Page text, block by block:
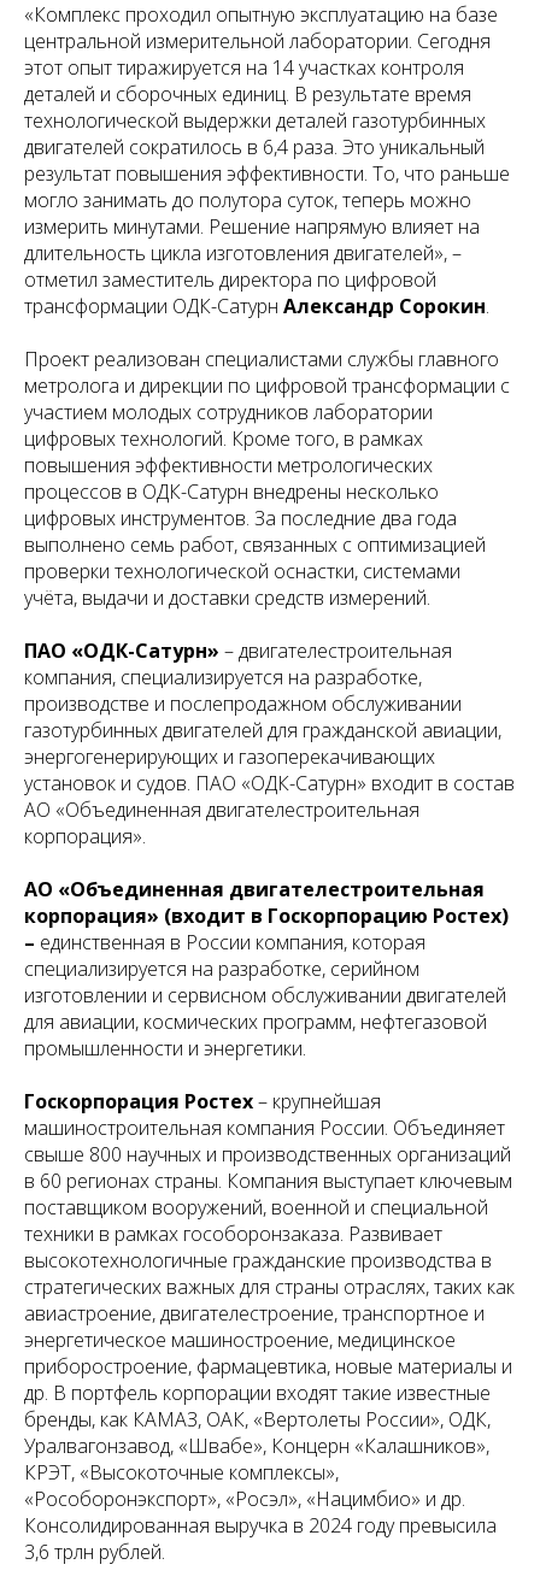
«Комплекс проходил опытную эксплуатацию на базе
центральной измерительной лаборатории. Сегодня
этот опыт тиражируется на 14 участках контроля
деталей и сборочных единиц. В результате время
технологической выдержки деталей газотурбинных
двигателей сократилось в 6,4 раза. Это уникальный
результат повышения эффективности. То, что раньше
могло занимать до полутора суток, теперь можно
измерить минутами. Решение напрямую влияет на
длительность цикла изготовления двигателей», –
отметил заместитель директора по цифровой
трансформации ОДК-Сатурн Александр Сорокин.
Проект реализован специалистами службы главного
метролога и дирекции по цифровой трансформации с
участием молодых сотрудников лаборатории
цифровых технологий. Кроме того, в рамках
повышения эффективности метрологических
процессов в ОДК-Сатурн внедрены несколько
цифровых инструментов. За последние два года
выполнено семь работ, связанных с оптимизацией
проверки технологической оснастки, системами
учёта, выдачи и доставки средств измерений.
ПАО «ОДК-Сатурн» – двигателестроительная
компания, специализируется на разработке,
производстве и послепродажном обслуживании
газотурбинных двигателей для гражданской авиации,
энергогенерирующих и газоперекачивающих
установок и судов. ПАО «ОДК-Сатурн» входит в состав
АО «Объединенная двигателестроительная
корпорация».
АО «Объединенная двигателестроительная
корпорация» (входит в Госкорпорацию Ростех)
– единственная в России компания, которая
специализируется на разработке, серийном
изготовлении и сервисном обслуживании двигателей
для авиации, космических программ, нефтегазовой
промышленности и энергетики.
Госкорпорация Ростех– крупнейшая
машиностроительная компания России. Объединяет
свыше 800 научных и производственных организаций
в 60 регионах страны. Компания выступает ключевым
поставщиком вооружений, военной и специальной
техники в рамках гособоронзаказа. Развивает
высокотехнологичные гражданские производства в
стратегических важных для страны отраслях, таких как
авиастроение, двигателестроение, транспортное и
энергетическое машиностроение, медицинское
приборостроение, фармацевтика, новые материалы и
др. В портфель корпорации входят такие известные
бренды, как КАМАЗ, ОАК, «Вертолеты России», ОДК,
Уралвагонзавод, «Швабе», Концерн «Калашников»,
КРЭТ, «Высокоточные комплексы»,
«Рособоронэкспорт», «Росэл», «Нацимбио» и др.
Консолидированная выручка в 2024 году превысила
3,6 трлн рублей.